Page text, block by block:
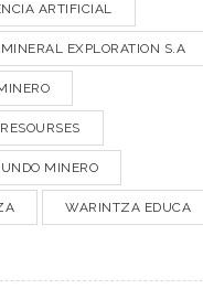
ARTIFICIAL
EXPLORATION S.A
MINERO
WARINTZA EDUCA